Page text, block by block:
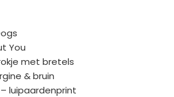
You
met bretels
& bruin
luipaardenprint